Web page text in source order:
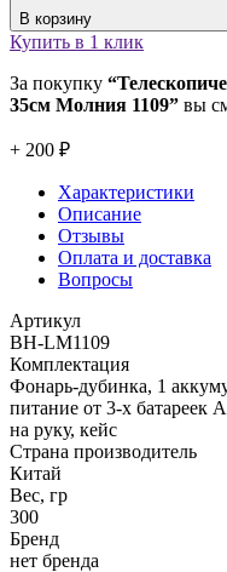
В корзину
Купить в 1 клик
За покупку
35см Молния 1109” вы
+ 200 ₽
Характеристики
Описание
Отзывы
Оплата и доставка
Вопросы
Артикул
BH-LM1109
Комплектация
Фонарь-дубинка, 1
питание от 3-х батареек
на руку, кейс
Страна производитель
Китай
Вес, гр
300
Бренд
нет бренда